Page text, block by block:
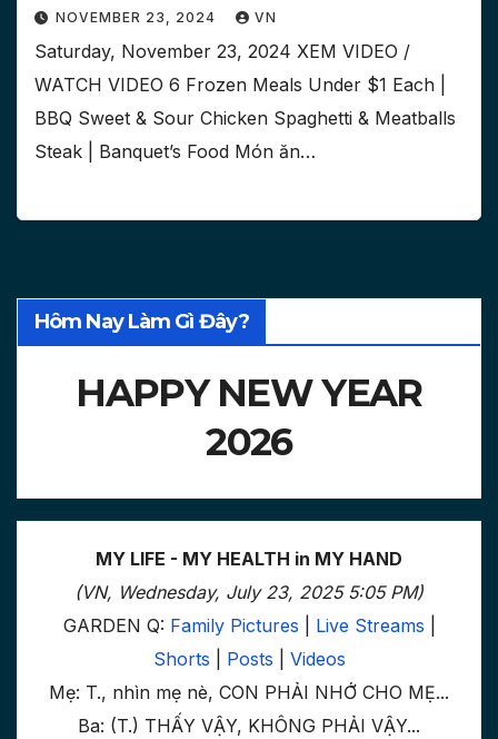
NOVEMBER 23, 2024 VN
Saturday, November 23, 2024 XEM VIDEO /
WATCH VIDEO 6 Frozen Meals Under $1 Each |
BBQ Sweet & Sour Chicken Spaghetti & Meatballs
Steak | Banquet’s Food Món ăn…
Hôm Nay Làm Gì Đây?
HAPPY NEW YEAR
2026
MY LIFE - MY HEALTH in MY HAND
(VN, Wednesday, July 23, 2025 5:05 PM)
GARDEN Q: Family Pictures Live Streams
Shorts
Posts
Videos
Mẹ: T., nhìn mẹ nè, CON PHẢI NHỚ CHO MẸ...
Ba: (T.) THẤY VẬY, KHÔNG PHẢI VẬY...